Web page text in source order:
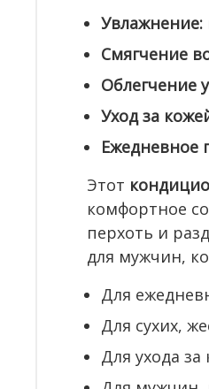
Увлажнение:
Смягчение
Облегчение
Уход за
Ежедневное
Этот
комфортное
перхоть и
для мужчин,
Для
Для сухих,
Для ухода